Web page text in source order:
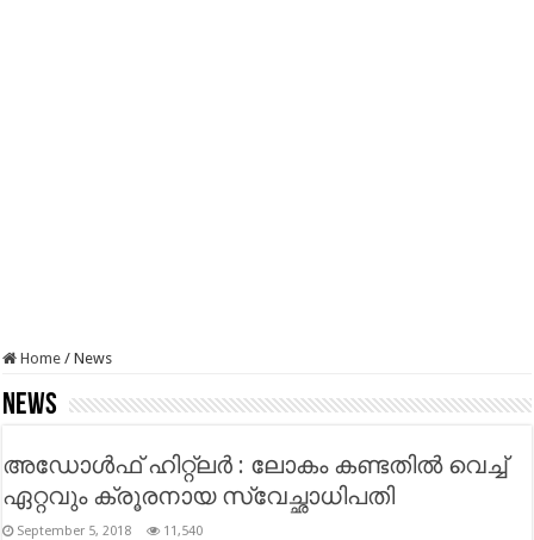
Home / News
News
അഡോൾഫ് ഹിറ്റ്ലർ : ലോകം കണ്ടതിൽ വെച്ച്
ഏറ്റവും ക്രൂരനായ സ്വേച്ഛാധിപതി
September 5, 2018 11,540